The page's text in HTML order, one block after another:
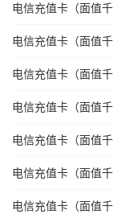
电信充值卡（面值
电信充值卡（面值
电信充值卡（面值
电信充值卡（面值
电信充值卡（面值
电信充值卡（面值
电信充值卡（面值